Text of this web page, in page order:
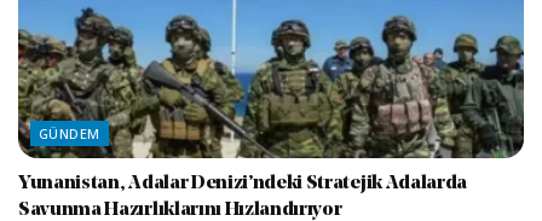
GÜNDEM
Yunanistan, Adalar Denizi’ndeki Stratejik Adalarda
Savunma Hazırlıklarını Hızlandırıyor